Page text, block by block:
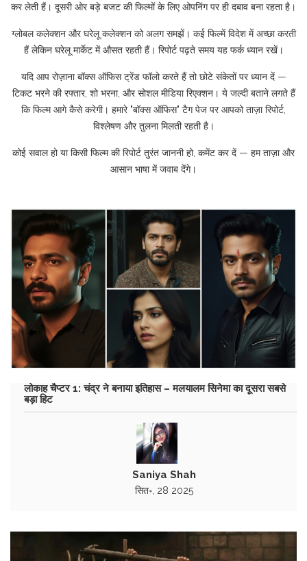
कर लेती हैं। दूसरी ओर बड़े बजट की फिल्मों के लिए ओपनिंग पर ही दबाव बना रहता है।
ग्लोबल कलेक्शन और घरेलू कलेक्शन को अलग समझें। कई फिल्में विदेश में अच्छा करती
हैं लेकिन घरेलू मार्केट में औसत रहती हैं। रिपोर्ट पढ़ते समय यह फर्क ध्यान रखें।
यदि आप रोज़ाना बॉक्स ऑफिस ट्रेंड फॉलो करते हैं तो छोटे संकेतों पर ध्यान दें —
टिकट भरने की रफ्तार, शो भरना, और सोशल मीडिया रिएक्शन। ये जल्दी बताने लगते हैं
कि फिल्म आगे कैसे करेगी। हमारे "बॉक्स ऑफिस" टैग पेज पर आपको ताज़ा रिपोर्ट,
विश्लेषण और तुलना मिलती रहती है।
कोई सवाल हो या किसी फिल्म की रिपोर्ट तुरंत जाननी हो, कमेंट कर दें — हम ताज़ा और
आसान भाषा में जवाब देंगे।
लोकाह चैप्टर 1: चंद्र ने बनाया इतिहास – मलयालम सिनेमा का दूसरा सबसे
बड़ा हिट
Saniya Shah
सित॰, 28 2025